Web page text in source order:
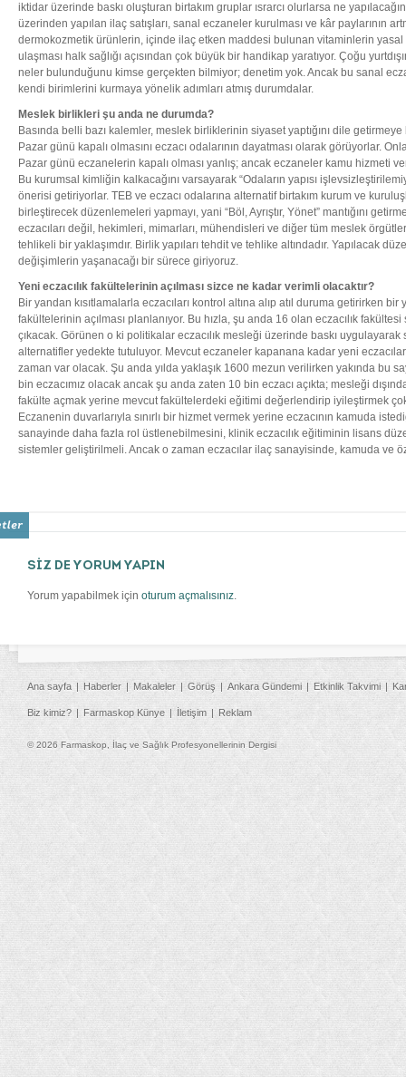
iktidar üzerinde baskı oluşturan birtakım gruplar ısrarcı olurlarsa ne
üzerinden yapılan ilaç satışları, sanal eczaneler kurulması ve kâr paylarının
dermokozmetik ürünlerin, içinde ilaç etken maddesi bulunan vitaminlerin
ulaşması halk sağlığı açısından çok büyük bir handikap yaratıyor. Çoğu
neler bulunduğunu kimse gerçekten bilmiyor; denetim yok. Ancak bu sanal
kendi birimlerini kurmaya yönelik adımları atmış durumdalar.
Meslek birlikleri şu anda ne durumda?
Basında belli bazı kalemler, meslek birliklerinin siyaset yaptığını dile
Pazar günü kapalı olmasını eczacı odalarının dayatması olarak görüyorlar.
Pazar günü eczanelerin kapalı olması yanlış; ancak eczaneler kamu hizmeti
Bu kurumsal kimliğin kalkacağını varsayarak “Odaların yapısı
önerisi getiriyorlar. TEB ve eczacı odalarına alternatif birtakım kurum ve
birleştirecek düzenlemeleri yapmayı, yani “Böl, Ayrıştır, Yönet” mantığını
eczacıları değil, hekimleri, mimarları, mühendisleri ve diğer tüm meslek
tehlikeli bir yaklaşımdır. Birlik yapıları tehdit ve tehlike altındadır. Yapılacak
değişimlerin yaşanacağı bir sürece giriyoruz.
Yeni eczacılık fakültelerinin açılması sizce ne kadar verimli olacaktır?
Bir yandan kısıtlamalarla eczacıları kontrol altına alıp atıl duruma getirirken bir
fakültelerinin açılması planlanıyor. Bu hızla, şu anda 16 olan eczacılık fakültesi
çıkacak. Görünen o ki politikalar eczacılık mesleği üzerinde baskı
alternatifler yedekte tutuluyor. Mevcut eczaneler kapanana kadar yeni
zaman var olacak. Şu anda yılda yaklaşık 1600 mezun verilirken yakında bu
bin eczacımız olacak ancak şu anda zaten 10 bin eczacı açıkta; mesleği
fakülte açmak yerine mevcut fakültelerdeki eğitimi değerlendirip iyileştirmek
Eczanenin duvarlarıyla sınırlı bir hizmet vermek yerine eczacının kamuda
sanayinde daha fazla rol üstlenebilmesini, klinik eczacılık eğitiminin lisans
sistemler geliştirilmeli. Ancak o zaman eczacılar ilaç sanayisinde, kamuda ve
SİZ DE YORUM YAPIN
Yorum yapabilmek için oturum açmalısınız.
Ana sayfa Haberler Makaleler Görüş Ankara Gündemi Etkinlik Takvimi
Biz kimiz? Farmaskop Künye İletişim Reklam
© 2026 Farmaskop, İlaç ve Sağlık Profesyonellerinin Dergisi